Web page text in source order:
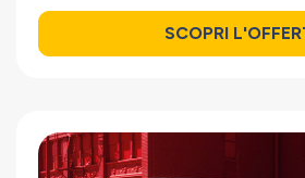
SCOPRI